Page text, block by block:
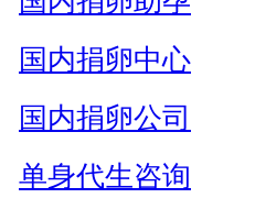
国内捐卵中心
国内捐卵公司
单身代生咨询